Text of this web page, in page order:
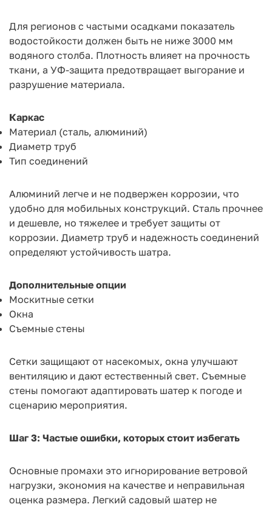
Для регионов с частыми осадками показатель
водостойкости должен быть не ниже 3000 мм
водяного столба. Плотность влияет на прочность
ткани, а УФ-защита предотвращает выгорание и
разрушение материала.
Каркас
Материал (сталь, алюминий)
Диаметр труб
Тип соединений
Алюминий легче и не подвержен коррозии, что
удобно для мобильных конструкций. Сталь прочнее
и дешевле, но тяжелее и требует защиты от
коррозии. Диаметр труб и надежность соединений
определяют устойчивость шатра.
Дополнительные опции
Москитные сетки
Окна
Съемные стены
Сетки защищают от насекомых, окна улучшают
вентиляцию и дают естественный свет. Съемные
стены помогают адаптировать шатер к погоде и
сценарию мероприятия.
Шаг 3: Частые ошибки, которых стоит избегать
Основные промахи это игнорирование ветровой
нагрузки, экономия на качестве и неправильная
оценка размера. Легкий садовый шатер не